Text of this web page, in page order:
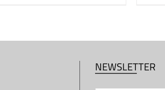
NEWSLETTER